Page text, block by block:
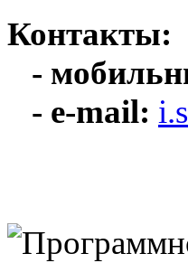
Контакты:
-
- e-mail: